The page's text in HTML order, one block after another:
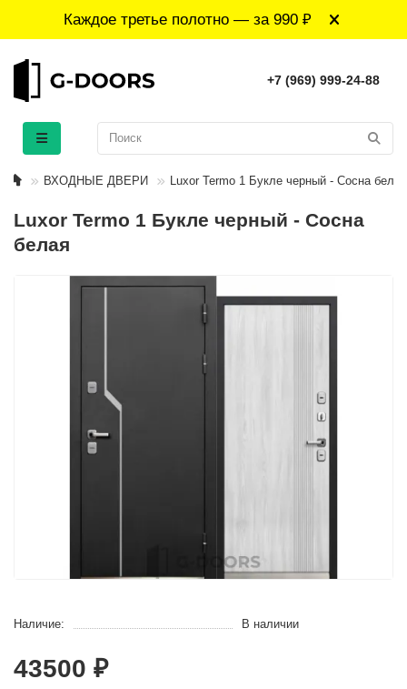
Каждое третье полотно — за 990 ₽
+7 (969) 999-24-88
ВХОДНЫЕ ДВЕРИ Luxor Termo 1 Букле черный - Сосна белая
Luxor Termo 1 Букле черный - Сосна
белая
Наличие: В наличии
43500 ₽